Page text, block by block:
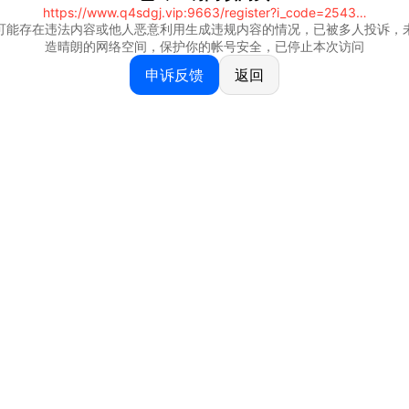
https://www.q4sdgj.vip:9663/register?i_code=25430844
能存在违法内容或他人恶意利用生成违规内容的情况，已被多人投诉，
造晴朗的网络空间，保护你的帐号安全，已停止本次访问
申诉反馈 返回